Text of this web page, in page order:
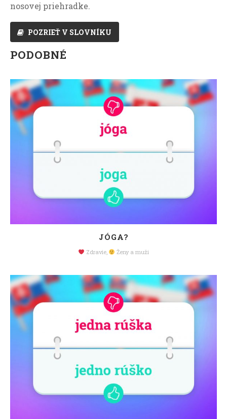
nosovej priehradke.
POZRIEŤ V SLOVNÍKU
PODOBNÉ
JÓGA?
Zdravie, Ženy a muži